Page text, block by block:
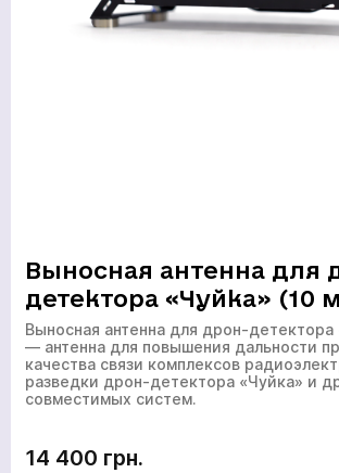
Выносная антенна для
детектора «Чуйка» (10
Выносная антенна для дрон-детектора
— антенна для повышения дальности
качества связи комплексов
разведки дрон-детектора «Чуйка» и
совместимых систем.
14 400 грн.